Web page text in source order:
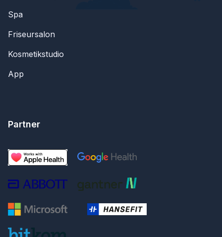
Spa
Friseursalon
Kosmetikstudio
App
Partner